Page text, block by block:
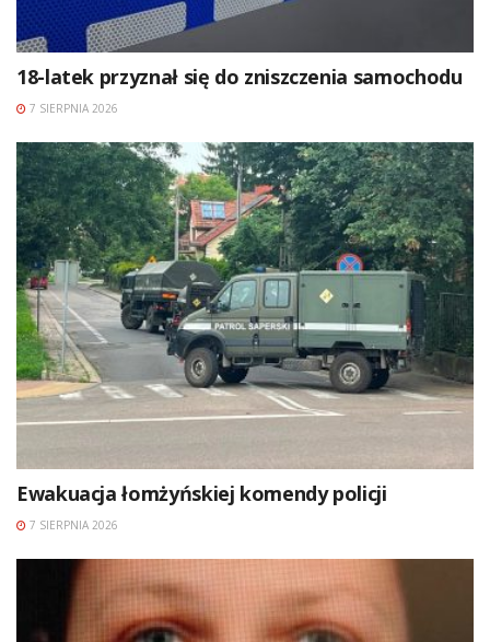
18-latek przyznał się do zniszczenia samochodu
7 SIERPNIA 2026
Ewakuacja łomżyńskiej komendy policji
7 SIERPNIA 2026